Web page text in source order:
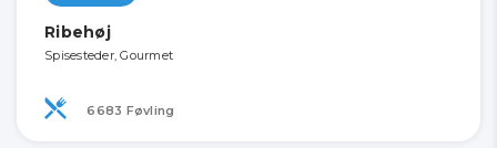
Ribehøj
Spisesteder, Gourmet
6683 Føvling